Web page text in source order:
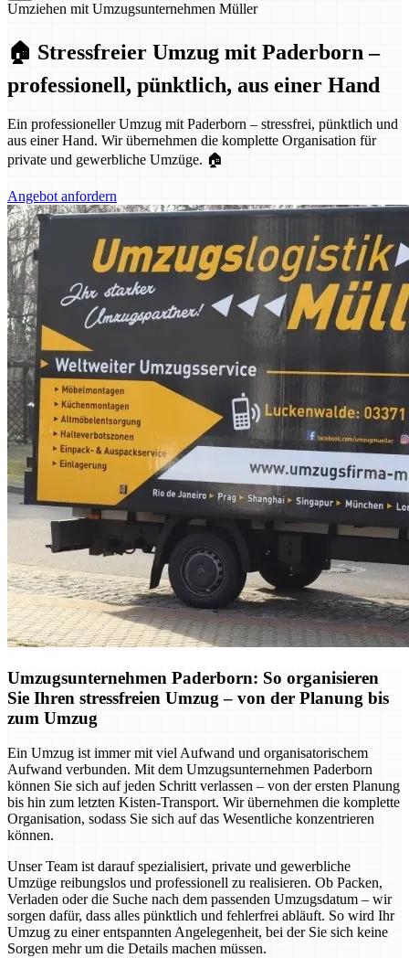
Umziehen mit Umzugsunternehmen Müller
🏠 Stressfreier Umzug mit Paderborn –
professionell, pünktlich, aus einer Hand
Ein professioneller Umzug mit Paderborn – stressfrei, pünktlich und
aus einer Hand. Wir übernehmen die komplette Organisation für
private und gewerbliche Umzüge. 🏠
Angebot anfordern
Umzugsunternehmen Paderborn: So organisieren
Sie Ihren stressfreien Umzug – von der Planung bis
zum Umzug
Ein Umzug ist immer mit viel Aufwand und organisatorischem
Aufwand verbunden. Mit dem Umzugsunternehmen Paderborn
können Sie sich auf jeden Schritt verlassen – von der ersten Planung
bis hin zum letzten Kisten-Transport. Wir übernehmen die komplette
Organisation, sodass Sie sich auf das Wesentliche konzentrieren
können.
Unser Team ist darauf spezialisiert, private und gewerbliche
Umzüge reibungslos und professionell zu realisieren. Ob Packen,
Verladen oder die Suche nach dem passenden Umzugsdatum – wir
sorgen dafür, dass alles pünktlich und fehlerfrei abläuft. So wird Ihr
Umzug zu einer entspannten Angelegenheit, bei der Sie sich keine
Sorgen mehr um die Details machen müssen.